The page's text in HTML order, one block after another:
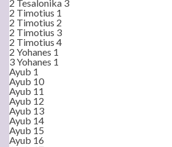
2 Tesalonika 3
2 Timotius 1
2 Timotius 2
2 Timotius 3
2 Timotius 4
2 Yohanes 1
3 Yohanes 1
Ayub 1
Ayub 10
Ayub 11
Ayub 12
Ayub 13
Ayub 14
Ayub 15
Ayub 16